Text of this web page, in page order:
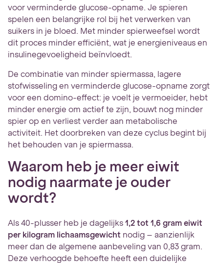
voor verminderde glucose-opname. Je spieren
spelen een belangrijke rol bij het verwerken van
suikers in je bloed. Met minder spierweefsel wordt
dit proces minder efficiënt, wat je energieniveaus en
insulinegevoeligheid beïnvloedt.
De combinatie van minder spiermassa, lagere
stofwisseling en verminderde glucose-opname zorgt
voor een domino-effect: je voelt je vermoeider, hebt
minder energie om actief te zijn, bouwt nog minder
spier op en verliest verder aan metabolische
activiteit. Het doorbreken van deze cyclus begint bij
het behouden van je spiermassa.
Waarom heb je meer eiwit
nodig naarmate je ouder
wordt?
Als 40-plusser heb je dagelijks 1,2 tot 1,6 gram eiwit
per kilogram lichaamsgewicht nodig – aanzienlijk
meer dan de algemene aanbeveling van 0,83 gram.
Deze verhoogde behoefte heeft een duidelijke